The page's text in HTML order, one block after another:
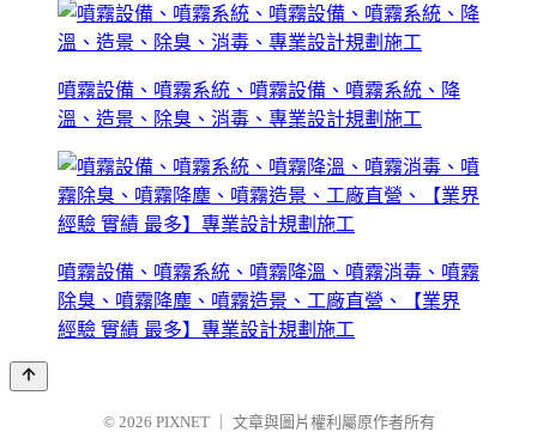
噴霧設備、噴霧系統、噴霧設備、噴霧系統、降
溫、造景、除臭、消毒、專業設計規劃施工
噴霧設備、噴霧系統、噴霧降溫、噴霧消毒、噴霧
除臭、噴霧降塵、噴霧造景、工廠直營、【業界
經驗 實績 最多】專業設計規劃施工
© 2026 PIXNET
文章與圖片權利屬原作者所有